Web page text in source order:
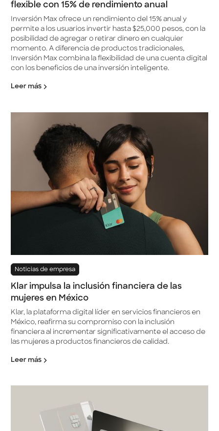
flexible con 15% de rendimiento anual
Inversión Max ofrece un rendimiento del 15% anual y
permite a los usuarios invertir hasta $25,000 pesos, con la
posibilidad de agregar o retirar dinero en cualquier
momento. A diferencia de productos tradicionales,
Inversión Max combina la flexibilidad de una cuenta digital
con los beneficios de una inversión inteligente.
Leer más
Noticias de empresa
Klar impulsa la inclusión financiera de las
mujeres en México
Klar, la plataforma digital líder en servicios financieros en
México, reafirma su compromiso con la inclusión
financiera al incrementar significativamente el acceso de
las mujeres a productos financieros de calidad.
Leer más